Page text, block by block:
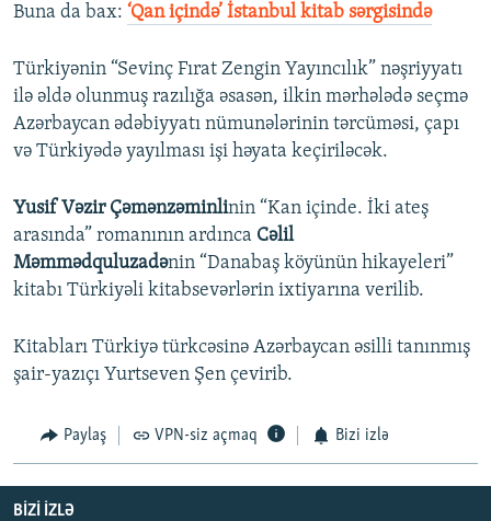
Buna da bax: ‘Qan içində’ İstanbul kitab sərgisində
Türkiyənin “Sevinç Fırat Zengin Yayıncılık” nəşriyyatı
ilə əldə olunmuş razılığa əsasən, ilkin mərhələdə seçmə
Azərbaycan ədəbiyyatı nümunələrinin tərcüməsi, çapı
və Türkiyədə yayılması işi həyata keçiriləcək.
Yusif Vəzir Çəmənzəminlinin “Kan içinde. İki ateş
arasında” romanının ardınca Cəlil
Məmmədquluzadənin “Danabaş köyünün hikayeleri”
kitabı Türkiyəli kitabsevərlərin ixtiyarına verilib.
Kitabları Türkiyə türkcəsinə Azərbaycan əsilli tanınmış
şair-yazıçı Yurtseven Şen çevirib.
Paylaş VPN-siz açmaq Bizi izlə
BIZI IZLƏ